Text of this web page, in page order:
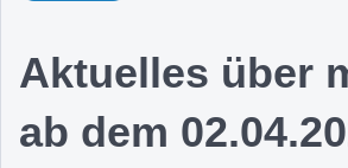
Aktuelles über
ab dem